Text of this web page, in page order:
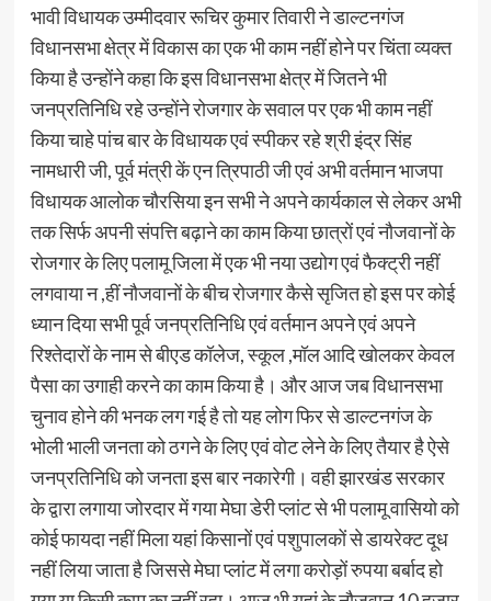
भावी विधायक उम्मीदवार रूचिर कुमार तिवारी ने डाल्टनगंज
विधानसभा क्षेत्र में विकास का एक भी काम नहीं होने पर चिंता व्यक्त
किया है उन्होंने कहा कि इस विधानसभा क्षेत्र में जितने भी
जनप्रतिनिधि रहे उन्होंने रोजगार के सवाल पर एक भी काम नहीं
किया चाहे पांच बार के विधायक एवं स्पीकर रहे श्री इंद्र सिंह
नामधारी जी, पूर्व मंत्री कें एन त्रिपाठी जी एवं अभी वर्तमान भाजपा
विधायक आलोक चौरसिया इन सभी ने अपने कार्यकाल से लेकर अभी
तक सिर्फ अपनी संपत्ति बढ़ाने का काम किया छात्रों एवं नौजवानों के
रोजगार के लिए पलामू जिला में एक भी नया उद्योग एवं फैक्ट्री नहीं
लगवाया न ,हीं नौजवानों के बीच रोजगार कैसे सृजित हो इस पर कोई
ध्यान दिया सभी पूर्व जनप्रतिनिधि एवं वर्तमान अपने एवं अपने
रिश्तेदारों के नाम से बीएड कॉलेज, स्कूल ,मॉल आदि खोलकर केवल
पैसा का उगाही करने का काम किया है। और आज जब विधानसभा
चुनाव होने की भनक लग गई है तो यह लोग फिर से डाल्टनगंज के
भोली भाली जनता को ठगने के लिए एवं वोट लेने के लिए तैयार है ऐसे
जनप्रतिनिधि को जनता इस बार नकारेगी। वही झारखंड सरकार
के द्वारा लगाया जोरदार में गया मेघा डेरी प्लांट से भी पलामू वासियो को
कोई फायदा नहीं मिला यहां किसानों एवं पशुपालकों से डायरेक्ट दूध
नहीं लिया जाता है जिससे मेघा प्लांट में लगा करोड़ों रुपया बर्बाद हो